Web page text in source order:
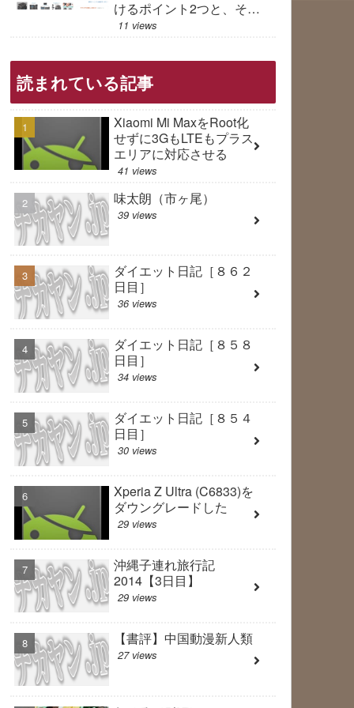
けるポイント2つと、その
対処法は？
11 views
読まれている記事
Xiaomi Mi MaxをRoot化
せずに3GもLTEもプラス
エリアに対応させる
41 views
味太朗（市ヶ尾）
39 views
ダイエット日記［８６２
日目］
36 views
ダイエット日記［８５８
日目］
34 views
ダイエット日記［８５４
日目］
30 views
Xperia Z Ultra (C6833)を
ダウングレードした
29 views
沖縄子連れ旅行記
2014【3日目】
29 views
【書評】中国動漫新人類
27 views